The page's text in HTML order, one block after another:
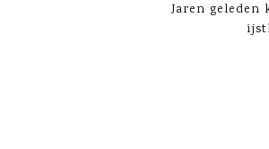
Jaren